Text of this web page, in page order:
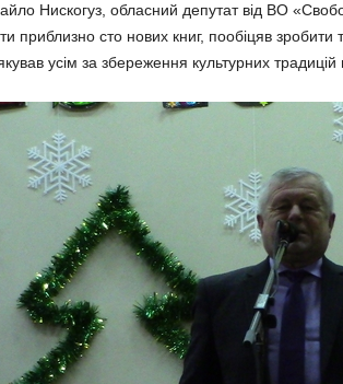
Нискогуз, обласний депутат від ВО
приблизно сто нових книг, пообіцяв зробити
усім за збереження культурних